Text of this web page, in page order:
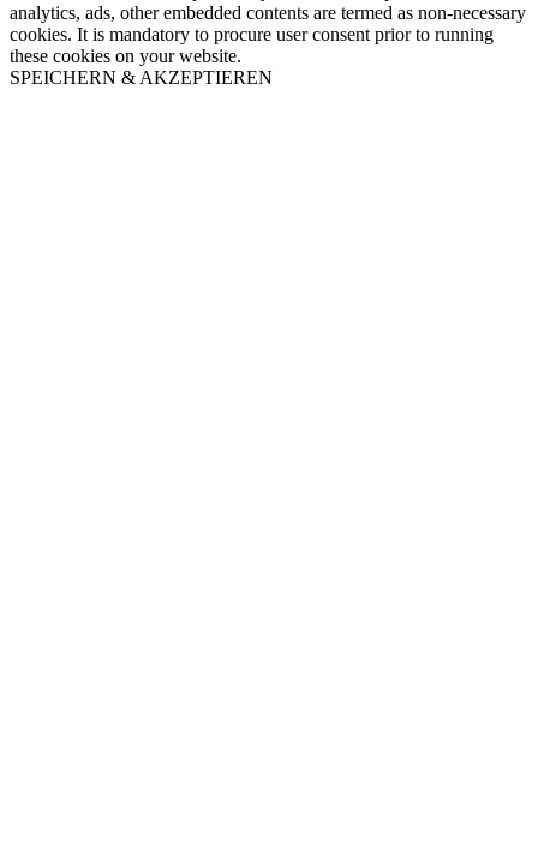
analytics, ads, other embedded contents are termed as non-necessary
cookies. It is mandatory to procure user consent prior to running
these cookies on your website.
SPEICHERN & AKZEPTIEREN